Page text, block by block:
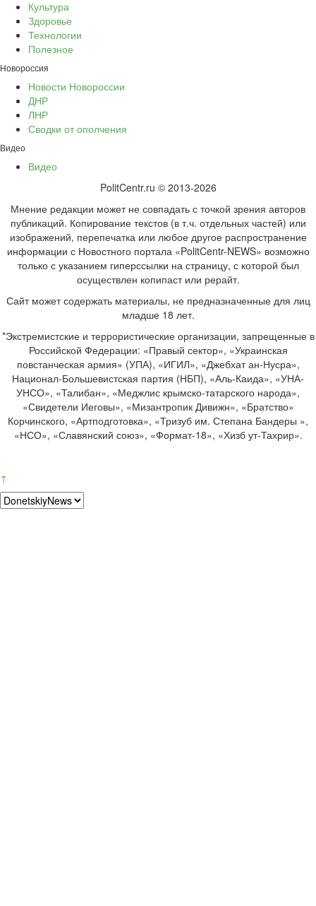
Культура
Здоровье
Технологии
Полезное
Новороссия
Новости Новороссии
ДНР
ЛНР
Сводки от ополчения
Видео
Видео
PolitCentr.ru © 2013-2026
Мнение редакции может не совпадать с точкой зрения авторов
публикаций. Копирование текстов (в т.ч. отдельных частей) или
изображений, перепечатка или любое другое распространение
информации с Новостного портала «PolitCentr-NEWS» возможно
только с указанием гиперссылки на страницу, с которой был
осуществлен копипаст или рерайт.
Сайт может содержать материалы, не предназначенные для лиц
младше 18 лет.
*Экстремистские и террористические организации, запрещенные в
Российской Федерации: «Правый сектор», «Украинская
повстанческая армия» (УПА), «ИГИЛ», «Джебхат ан-Нусра»,
Национал-Большевистская партия (НБП), «Аль-Каида», «УНА-
УНСО», «Талибан», «Меджлис крымско-татарского народа»,
«Свидетели Иеговы», «Мизантропик Дивижн», «Братство»
Корчинского, «Артподготовка», «Тризуб им. Степана Бандеры »,
«НСО», «Славянский союз», «Формат-18», «Хизб ут-Тахрир».
↑